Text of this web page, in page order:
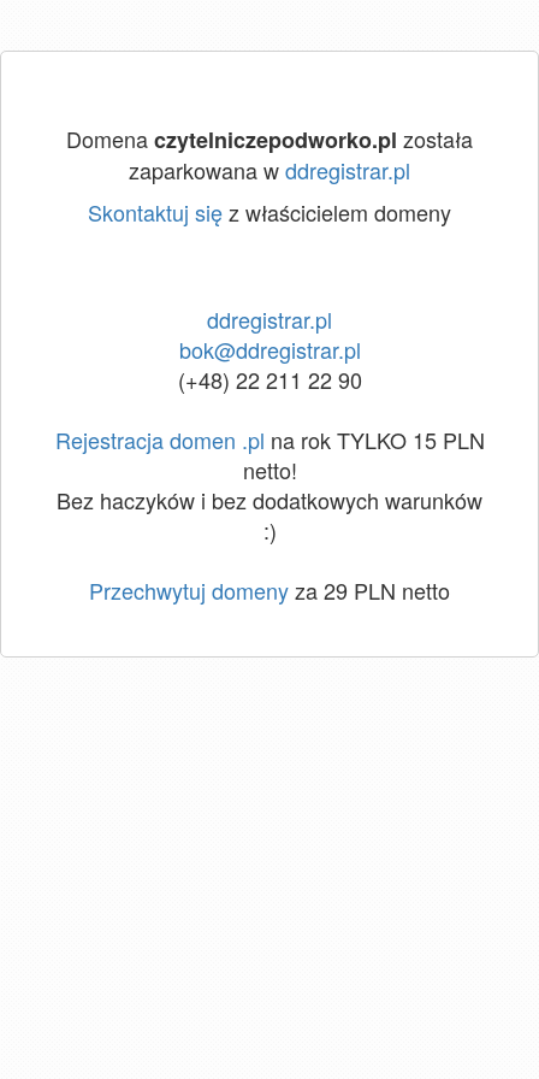
Domenaczytelniczepodworko.pl została
zaparkowana wddregistrar.pl
Skontaktuj sięz właścicielem domeny
ddregistrar.pl
bok@ddregistrar.pl
(+48) 22 211 22 90
Rejestracja domen .pl na rok TYLKO 15 PLN
netto!
Bez haczyków i bez dodatkowych warunków
:)
Przechwytuj domenyza 29 PLN netto